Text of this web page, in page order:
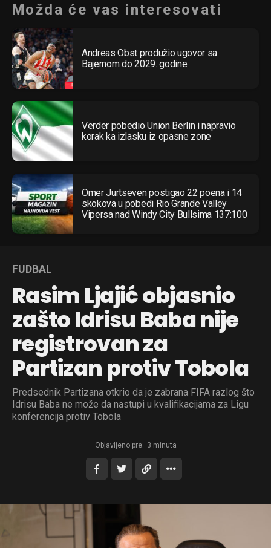
Možda će vas interesovati
Andreas Obst produžio ugovor sa
Bajernom do 2029. godine
Verder pobedio Union Berlin i napravio
korak ka izlasku iz opasne zone
Omer Jurtseven postigao 22 poena i 14
skokova u pobedi Rio Grande Valley
Vipersa nad Windy City Bullsima 137:100
FUDBAL
Rasim Ljajić objasnio
zašto Idrisu Baba nije
registrovan za
Partizan protiv Tobola
Predsednik Partizana otkrio da je zabrana FIFA razlog što
Idrisu Baba ne može da nastupi u kvalifikacijama za Ligu
konferencija protiv Tobola
Objavljeno pre: 3 minuta